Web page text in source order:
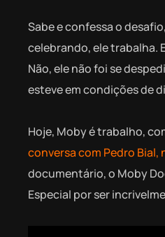
Sabe e confessa o
celebrando, ele trabalha.
Não, ele não foi se
esteve em condições de
Hoje, Moby é trabalho,
conversa com Pedro
documentário, o Moby
Especial por ser